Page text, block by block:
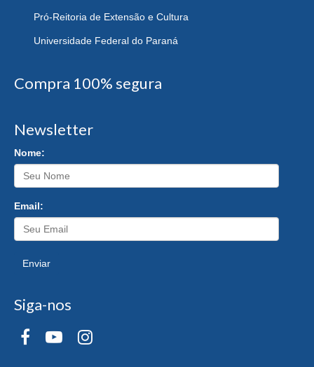
Pró-Reitoria de Extensão e Cultura
Universidade Federal do Paraná
Compra 100% segura
Newsletter
Nome:
Email:
Enviar
Siga-nos